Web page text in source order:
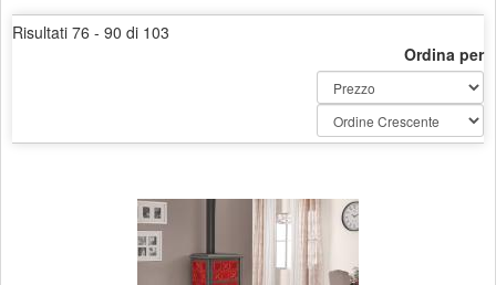
Risultati 76 - 90 di 103
Ordina per